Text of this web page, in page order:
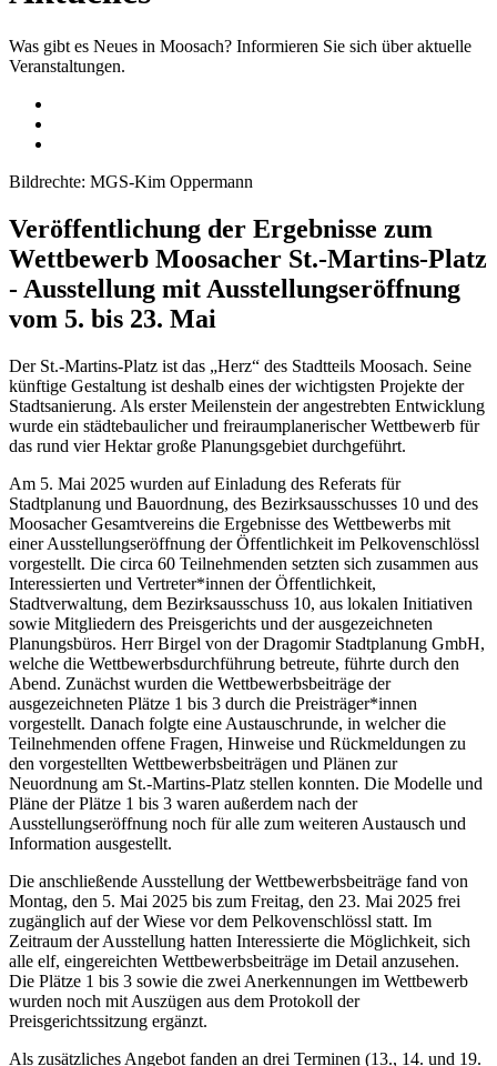
Was gibt es Neues in Moosach? Informieren Sie sich über aktuelle
Veranstaltungen.
Bildrechte: MGS-Kim Oppermann
Veröffentlichung der Ergebnisse zum
Wettbewerb Moosacher St.-Martins-Platz
- Ausstellung mit Ausstellungseröffnung
vom 5. bis 23. Mai
Der St.-Martins-Platz ist das „Herz“ des Stadtteils Moosach. Seine
künftige Gestaltung ist deshalb eines der wichtigsten Projekte der
Stadtsanierung. Als erster Meilenstein der angestrebten Entwicklung
wurde ein städtebaulicher und freiraumplanerischer Wettbewerb für
das rund vier Hektar große Planungsgebiet durchgeführt.
Am 5. Mai 2025 wurden auf Einladung des Referats für
Stadtplanung und Bauordnung, des Bezirksausschusses 10 und des
Moosacher Gesamtvereins die Ergebnisse des Wettbewerbs mit
einer Ausstellungseröffnung der Öffentlichkeit im Pelkovenschlössl
vorgestellt. Die circa 60 Teilnehmenden setzten sich zusammen aus
Interessierten und Vertreter*innen der Öffentlichkeit,
Stadtverwaltung, dem Bezirksausschuss 10, aus lokalen Initiativen
sowie Mitgliedern des Preisgerichts und der ausgezeichneten
Planungsbüros. Herr Birgel von der Dragomir Stadtplanung GmbH,
welche die Wettbewerbsdurchführung betreute, führte durch den
Abend. Zunächst wurden die Wettbewerbsbeiträge der
ausgezeichneten Plätze 1 bis 3 durch die Preisträger*innen
vorgestellt. Danach folgte eine Austauschrunde, in welcher die
Teilnehmenden offene Fragen, Hinweise und Rückmeldungen zu
den vorgestellten Wettbewerbsbeiträgen und Plänen zur
Neuordnung am St.-Martins-Platz stellen konnten. Die Modelle und
Pläne der Plätze 1 bis 3 waren außerdem nach der
Ausstellungseröffnung noch für alle zum weiteren Austausch und
Information ausgestellt.
Die anschließende Ausstellung der Wettbewerbsbeiträge fand von
Montag, den 5. Mai 2025 bis zum Freitag, den 23. Mai 2025 frei
zugänglich auf der Wiese vor dem Pelkovenschlössl statt. Im
Zeitraum der Ausstellung hatten Interessierte die Möglichkeit, sich
alle elf, eingereichten Wettbewerbsbeiträge im Detail anzusehen.
Die Plätze 1 bis 3 sowie die zwei Anerkennungen im Wettbewerb
wurden noch mit Auszügen aus dem Protokoll der
Preisgerichtssitzung ergänzt.
Als zusätzliches Angebot fanden an drei Terminen (13., 14. und 19.